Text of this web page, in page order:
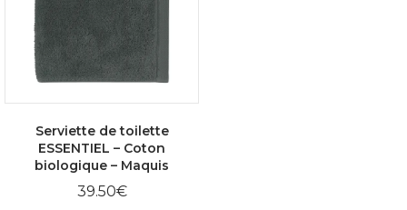
Serviette de toilette
ESSENTIEL – Coton
biologique – Maquis
39.50€